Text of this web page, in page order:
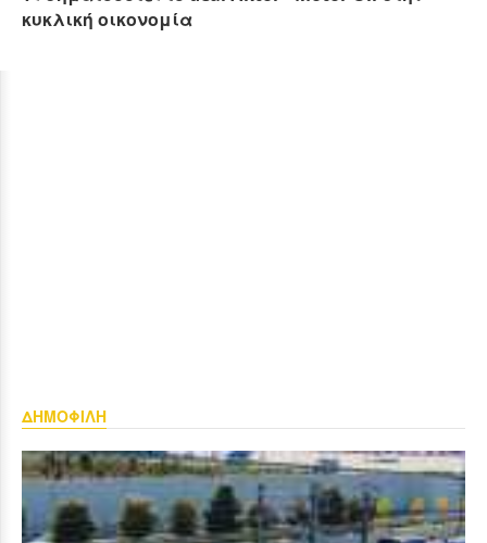
κυκλική οικονομία
ΔΗΜΟΦΙΛΗ